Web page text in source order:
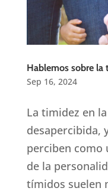
Hablemos sobre
Sep 16, 2024
La timidez en
desapercibida,
perciben como
de la
tímidos suelen